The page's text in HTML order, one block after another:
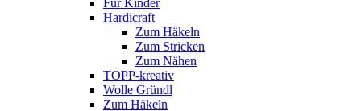
Für Kinder
Hardicraft
Zum Häkeln
Zum Stricken
Zum Nähen
TOPP-kreativ
Wolle Gründl
Zum Häkeln